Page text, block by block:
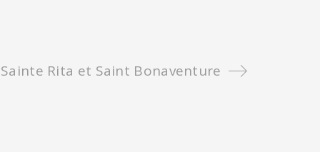
Sainte Rita et Saint Bonaventure